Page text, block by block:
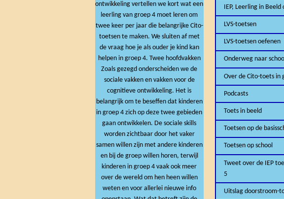
ontwikkeling vertellen we kort wat een
leerling van groep 4 moet leren om
twee keer per jaar die belangrijke Cito-
toetsen te maken. We sluiten af met
de vraag hoe je als ouder je kind kan
helpen in groep 4. Twee hoofdvakken
Zoals gezegd onderscheiden we de
sociale vakken en vakken voor de
cognitieve ontwikkeling. Het is
belangrijk om te beseffen dat kinderen
in groep 4 zich op deze twee gebieden
gaan ontwikkelen. De sociale skills
worden zichtbaar door het vaker
samen willen zijn met andere kinderen
en bij de groep willen horen, terwijl
kinderen in groep 4 vaak ook meer
over de wereld om hen heen willen
weten en voor allerlei nieuwe info
IEP, Leerling in Beeld
LVS-toetsen
LVS-toetsen oefenen
Onderweg naar
Over de Cito-toets in
Podcasts
Toets in beeld
Toetsen op de
Toetsen op school
Tweet over de IEP
5
Uitslag doorstroom-